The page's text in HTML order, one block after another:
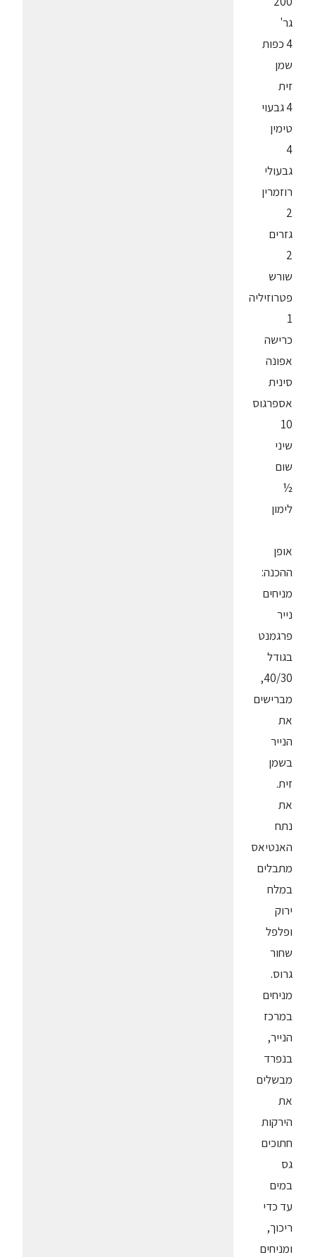
גר'
4 כפות
שמן
זית
4 גבעוי
טימין
4
גבעולי
רוזמרין
2
גזרים
2
שורש
פטרוזיליה
1
כרישה
אפונה
סינית
אספרגוס
10
שיני
שום
½
לימון
אופן
ההכנה:
מניחים
נייר
פרגמנט
בגודל
40/30,
מברישים
את
הנייר
בשמן
זית.
את
נתח
האנטיאס
מתבלים
במלח
ירוק
ופלפל
שחור
גרוס.
מניחים
במרכז
הנייר,
בנפרד
מבשלים
את
הירקות
חתוכים
גס
במים
עד כדי
ריכוך,
ומניחים